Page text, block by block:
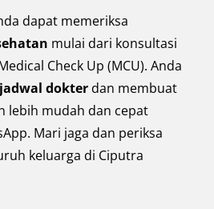
dapat memeriksa
mulai dari konsultasi
Check Up (MCU). Anda
jadwal dokter dan membuat
lebih mudah dan cepat
Mari jaga dan periksa
keluarga di Ciputra